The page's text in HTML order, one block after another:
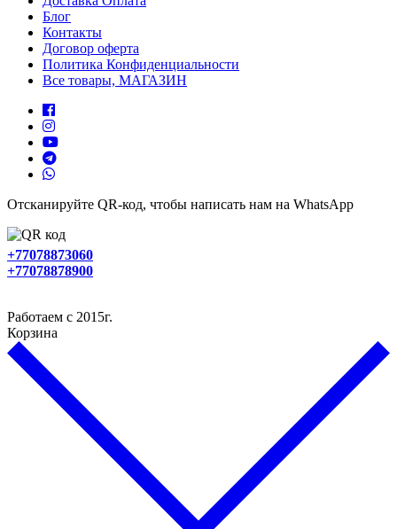
Блог
Контакты
Договор оферта
Политика Конфиденциальности
Все товары, МАГАЗИН
Отсканируйте QR-код, чтобы написать нам на WhatsApp
+77078873060
+77078878900
Работаем с 2015г.
Корзина